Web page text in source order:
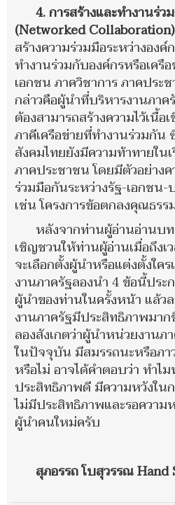
4.การสร้างและทำงานร่ว
(Networked Collaboration)
สร้างความร่วมมือระหว่างอง
ทำงานร่วมกับองค์กรหรือเครื
เอกชน ภาควิชาการ ภาคประ
กล่าวคือผู้นำที่บริหารงานภา
ต้องสามารถสร้างความไว้เนื้อ
ภาคีเครือข่ายที่ทำงานร่วมกั
สังคมไทยยังมีความท้าทายใน
ภาคประชาชน โดยมีตัวอย่างค
ร่วมมือกันระหว่างรัฐ-เอกชน
เช่น โครงการข้อตกลงคุณธรร
หลังจากท่านผู้อ่านอ่านบ
เชิญชวนให้ท่านผู้อ่านเมื่อถึงเ
จะเลือกตั้งผู้นำหรือแต่งตั้งใค
งานภาครัฐลองนำ 4 ข้อนี้ประ
ผู้นำของท่านในครั้งหน้า แล้ว
งานภาครัฐมีประสิทธิภาพมาก
ลองสังเกตว่าผู้นำหน่วยงานภ
ในปัจจุบัน มีสมรรถนะหรือภา
หรือไม่ อาจได้คำตอบว่า ทำไ
ประสิทธิภาพดี มีความหวังใ
ไม่มีประสิทธิภาพและรอควา
ผู้นำคนใหม่ครับ
สุภอรรถ โบสุวรรณ